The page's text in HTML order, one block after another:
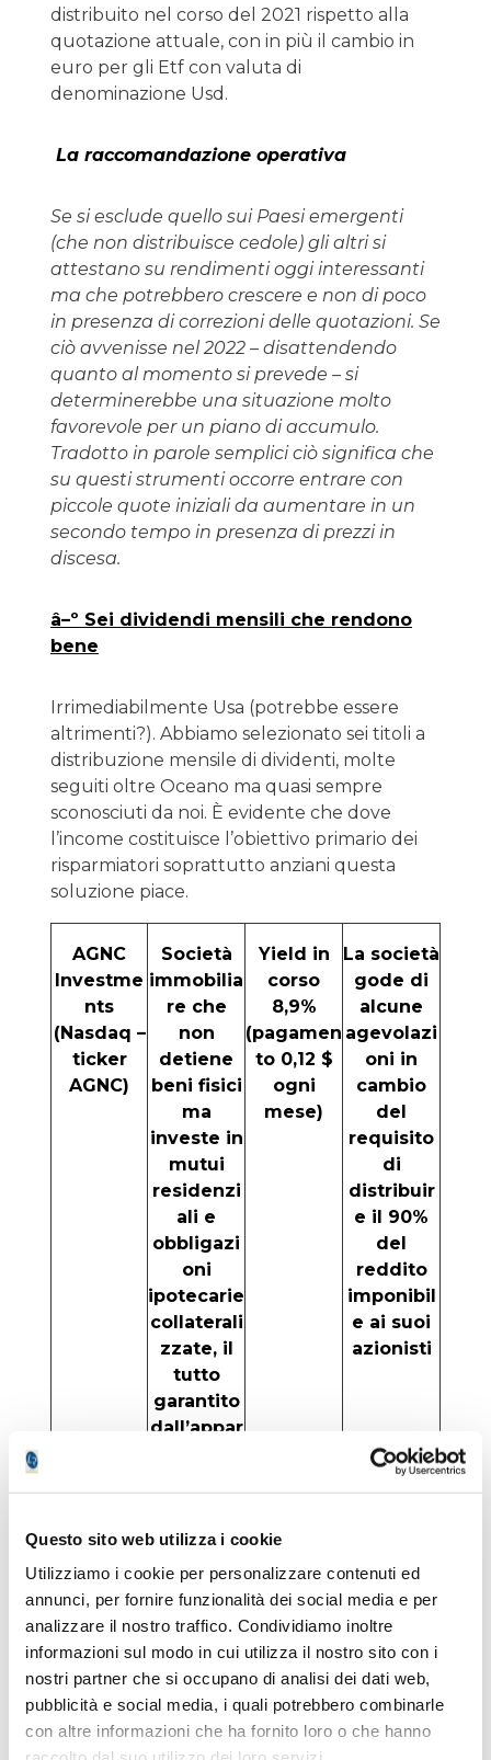
Questo sito web utilizza i cookie
Utilizziamo i cookie per personalizzare contenuti ed
annunci, per fornire funzionalità dei social media e per
analizzare il nostro traffico. Condividiamo inoltre
informazioni sul modo in cui utilizza il nostro sito con i
nostri partner che si occupano di analisi dei dati web,
pubblicità e social media, i quali potrebbero combinarle
con altre informazioni che ha fornito loro o che hanno
distribuito nel corso del 2021 rispetto alla
quotazione attuale, con in più il cambio in
euro per gli Etf con valuta di
denominazione Usd.
La raccomandazione operativa
Se si esclude quello sui Paesi emergenti
(che non distribuisce cedole) gli altri si
attestano su rendimenti oggi interessanti
ma che potrebbero crescere e non di poco
in presenza di correzioni delle quotazioni. Se
ciò avvenisse nel 2022 – disattendendo
quanto al momento si prevede – si
determinerebbe una situazione molto
favorevole per un piano di accumulo.
Tradotto in parole semplici ciò significa che
su questi strumenti occorre entrare con
piccole quote iniziali da aumentare in un
secondo tempo in presenza di prezzi in
discesa.
â–º Sei dividendi mensili che rendono
bene
Irrimediabilmente Usa (potrebbe essere
altrimenti?). Abbiamo selezionato sei titoli a
distribuzione mensile di dividenti, molte
seguiti oltre Oceano ma quasi sempre
sconosciuti da noi. È evidente che dove
l’income costituisce l’obiettivo primario dei
risparmiatori soprattutto anziani questa
soluzione piace.
AGNC
Investme
nts
(Nasdaq –
ticker
AGNC)
Società
immobilia
re che
non
detiene
beni fisici
ma
investe in
mutui
residenzi
ali e
obbligazi
oni
ipotecarie
collaterali
zzate, il
tutto
garantito
dall’appar
Yield in
corso
8,9%
(pagamen
to 0,12 $
ogni
mese)
La società
gode di
alcune
agevolazi
oni in
cambio
del
requisito
di
distribuir
e il 90%
del
reddito
imponibil
e ai suoi
azionisti
EPR
Propertie
s (Nyse –
ticker
EPR)
In questo
caso si
tratta di
un puro
Reit che
ha
investime
nti diretti
in
Yield in
corso
5,8% (0,25
$ ogni
mese)
l’ha
fortemen
te
penalizza
ta e nel
periodo
peggiore